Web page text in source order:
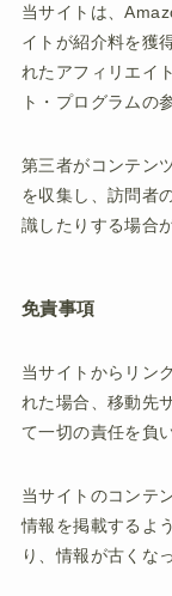
当サイトは、
イトが紹介料を獲
れたアフィリエイ
ト・プログラムの
第三者がコンテン
を収集し、訪問者
識したりする場合
免責事項
当サイトからリン
れた場合、移動先
て一切の責任を負
当サイトのコンテ
情報を掲載するよ
り、情報が古くな